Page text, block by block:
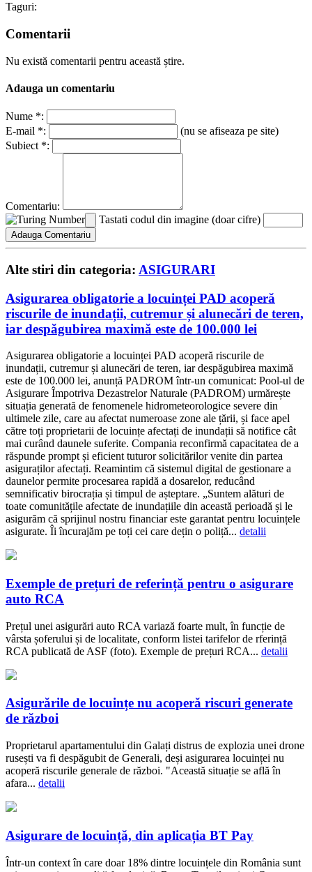
Taguri:
Comentarii
Nu există comentarii pentru această știre.
Adauga un comentariu
Nume *:
E-mail *:
(nu se afiseaza pe site)
Subiect *:
Comentariu:
Tastati codul din imagine (doar cifre)
Alte stiri din categoria: ASIGURARI
Asigurarea obligatorie a locuinței PAD acoperă
riscurile de inundații, cutremur și alunecări de teren,
iar despăgubirea maximă este de 100.000 lei
Asigurarea obligatorie a locuinței PAD acoperă riscurile de
inundații, cutremur și alunecări de teren, iar despăgubirea maximă
este de 100.000 lei, anunță PADROM într-un comunicat: Pool-ul de
Asigurare Împotriva Dezastrelor Naturale (PADROM) urmărește
situația generată de fenomenele hidrometeorologice severe din
ultimele zile, care au afectat numeroase zone ale țării, și face apel
către toți proprietarii de locuințe afectați de inundații să notifice cât
mai curând daunele suferite. Compania reconfirmă capacitatea de a
răspunde prompt și eficient tuturor solicitărilor venite din partea
asiguraților afectați. Reamintim că sistemul digital de gestionare a
daunelor permite procesarea rapidă a dosarelor, reducând
semnificativ birocrația și timpul de așteptare. „Suntem alături de
toate comunitățile afectate de inundațiile din această perioadă și le
asigurăm că sprijinul nostru financiar este garantat pentru locuințele
asigurate. Îi încurajăm pe toți cei care dețin o poliță... detalii
Exemple de prețuri de referință pentru o asigurare
auto RCA
Prețul unei asigurări auto RCA variază foarte mult, în funcție de
vârsta șoferului și de localitate, conform listei tarifelor de rferință
RCA publicată de ASF (foto). Exemple de prețuri RCA... detalii
Asigurările de locuințe nu acoperă riscuri generate
de război
Proprietarul apartamentului din Galați distrus de explozia unei drone
rusești va fi despăgubit de Generali, deși asigurarea locuinței nu
acoperă riscurile generale de război. "Această situație se află în
afara... detalii
Asigurare de locuință, din aplicația BT Pay
Într-un context în care doar 18% dintre locuințele din România sunt